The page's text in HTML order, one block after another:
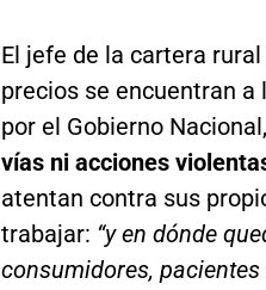
El jefe de la cartera
precios se encuentran
por el Gobierno Nacional,
vías ni acciones
atentan contra sus
trabajar: “y en dónde
consumidores,